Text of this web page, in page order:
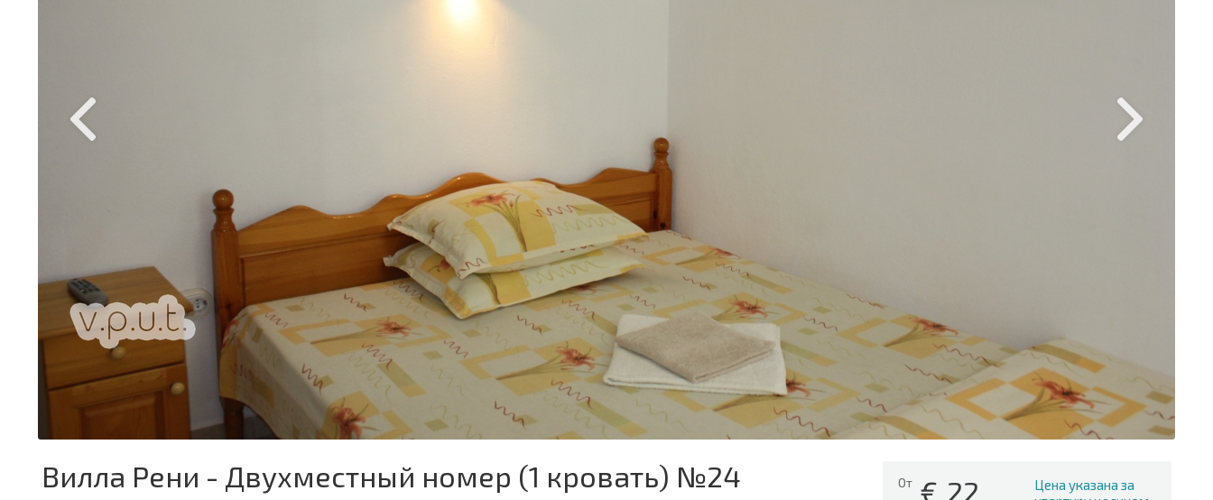
От € 22
Цена указана за
Вилла Рени - Двухместный номер (1 кровать) №24